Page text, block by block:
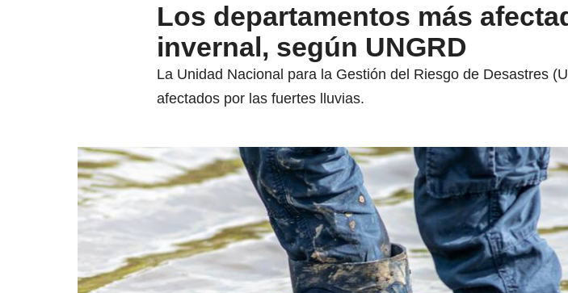
Los departamentos más
invernal, según UNGRD
La Unidad Nacional para la Gestión del Riesgo de Desastres
afectados por las fuertes lluvias.